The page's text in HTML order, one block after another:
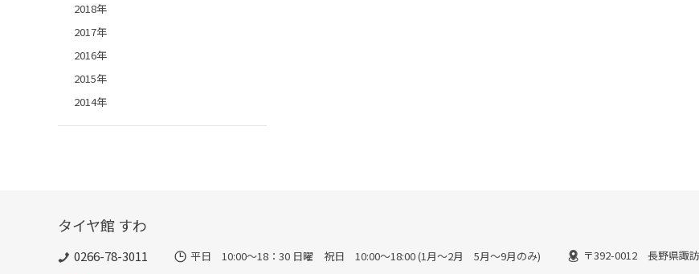
2018年
2017年
2016年
2015年
2014年
タイヤ館 すわ
0266-78-3011 平日 10:00〜18：30 日曜 祝日 10:00〜18:00 (1月〜2月 5月〜9月のみ) 〒392-0012 長野県諏